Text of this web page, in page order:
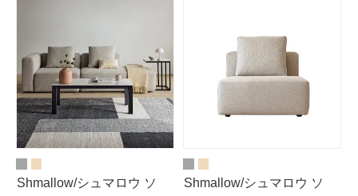
Shmallow/シュマロウ ソ
Shmallow/シュマロウ ソ